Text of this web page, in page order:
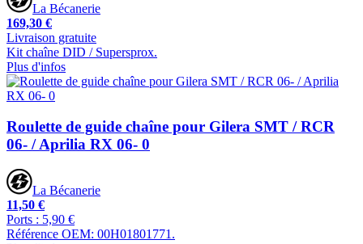
La Bécanerie
169,30 €
Livraison gratuite
Kit chaîne DID / Supersprox.
Plus d'infos
Roulette de guide chaîne pour Gilera SMT / RCR
06- / Aprilia RX 06- 0
La Bécanerie
11,50 €
Ports : 5,90 €
Référence OEM: 00H01801771.